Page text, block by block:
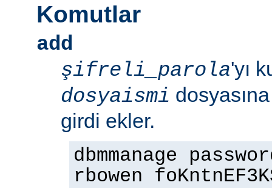
Komutlar
add
şifreli_parola'yı
dosyaismi
girdi ekler.
dbmmanage
rbowen